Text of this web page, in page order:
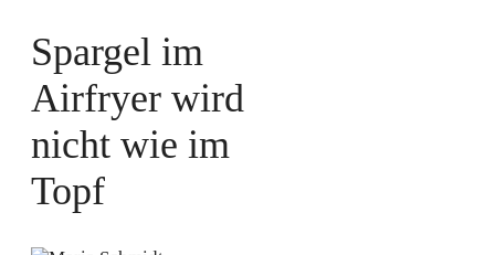
Spargel im
Airfryer wird
nicht wie im
Topf